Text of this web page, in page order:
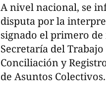
A nivel nacional, se
disputa por la
signado el primero
Secretaría del
Conciliación y
de Asuntos Colectivos.